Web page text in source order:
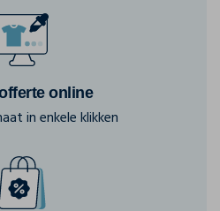
online
in enkele klikken